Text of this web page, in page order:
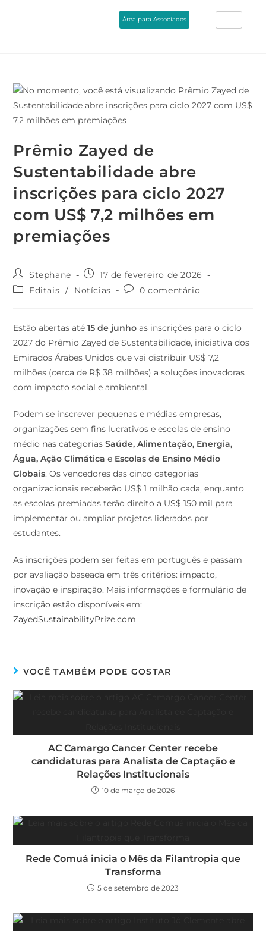
Área para Associados
Prêmio Zayed de
Sustentabilidade abre
inscrições para ciclo 2027
com US$ 7,2 milhões em
premiações
Stephane
17 de fevereiro de 2026
Editais / Notícias 0 comentário
Estão abertas até15 de junho as inscrições para o ciclo
2027 do Prêmio Zayed de Sustentabilidade, iniciativa dos
Emirados Árabes Unidos que vai distribuir US$ 7,2
milhões (cerca de R$ 38 milhões) a soluções inovadoras
com impacto social e ambiental.
Podem se inscrever pequenas e médias empresas,
organizações sem fins lucrativos e escolas de ensino
médio nas categoriasSaúde, Alimentação, Energia,
Água, Ação Climática e Escolas de Ensino Médio
Globais. Os vencedores das cinco categorias
organizacionais receberão US$ 1 milhão cada, enquanto
as escolas premiadas terão direito a US$ 150 mil para
implementar ou ampliar projetos liderados por
estudantes.
As inscrições podem ser feitas em português e passam
por avaliação baseada em três critérios: impacto,
inovação e inspiração. Mais informações e formulário de
inscrição estão disponíveis em:
ZayedSustainabilityPrize.com
VOCÊ TAMBÉM PODE GOSTAR
AC Camargo Cancer Center recebe
candidaturas para Analista de Captação e
Relações Institucionais
10 de março de 2026
Rede Comuá inicia o Mês da Filantropia que
Transforma
5 de setembro de 2023